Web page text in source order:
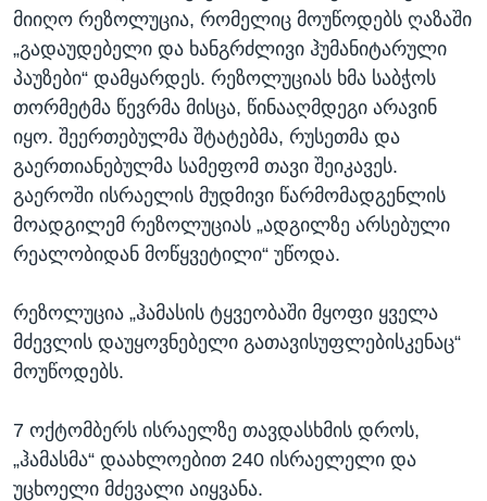
მიიღო რეზოლუცია, რომელიც მოუწოდებს ღაზაში
„გადაუდებელი და ხანგრძლივი ჰუმანიტარული
პაუზები“ დამყარდეს. რეზოლუციას ხმა საბჭოს
თორმეტმა წევრმა მისცა, წინააღმდეგი არავინ
იყო. შეერთებულმა შტატებმა, რუსეთმა და
გაერთიანებულმა სამეფომ თავი შეიკავეს.
გაეროში ისრაელის მუდმივი წარმომადგენლის
მოადგილემ რეზოლუციას „ადგილზე არსებული
რეალობიდან მოწყვეტილი“ უწოდა.
რეზოლუცია „ჰამასის ტყვეობაში მყოფი ყველა
მძევლის დაუყოვნებელი გათავისუფლებისკენაც“
მოუწოდებს.
7 ოქტომბერს ისრაელზე თავდასხმის დროს,
„ჰამასმა“ დაახლოებით 240 ისრაელელი და
უცხოელი მძევალი აიყვანა.